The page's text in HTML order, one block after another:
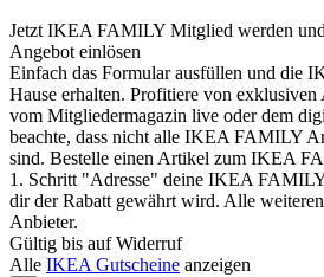
Jetzt IKEA FAMILY Mitglied werden
Angebot einlösen
Einfach das Formular ausfüllen und die
Hause erhalten. Profitiere von
vom Mitgliedermagazin live oder dem
beachte, dass nicht alle IKEA FAMILY
sind. Bestelle einen Artikel zum IKEA
1. Schritt "Adresse" deine IKEA
dir der Rabatt gewährt wird. Alle
Anbieter.
Gültig bis auf Widerruf
Alle IKEA Gutscheine anzeigen